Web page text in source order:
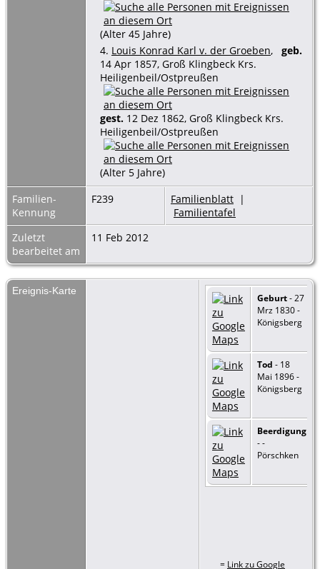
(Alter 45 Jahre)
4. Louis Konrad Karl v. der Groeben, geb.
14 Apr 1857, Groß Klingbeck Krs.
Heiligenbeil/Ostpreußen
gest. 12 Dez 1862, Groß Klingbeck Krs.
Heiligenbeil/Ostpreußen
(Alter 5 Jahre)
Familien-
Kennung
F239 Familienblatt |
Familientafel
Zuletzt
bearbeitet am
11 Feb 2012
Ereignis-Karte
Geburt- 27
Mrz 1830 -
Königsberg
Tod - 18
Mai 1896 -
Königsberg
Beerdigung
- -
Pörschken
= Link zu Google